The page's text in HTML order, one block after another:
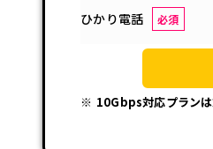
ひかり電話 必須
10Gbps対応プラン